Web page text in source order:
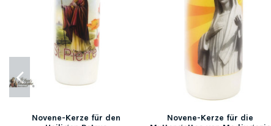
Novene-Kerze für den
Novene-Kerze für die